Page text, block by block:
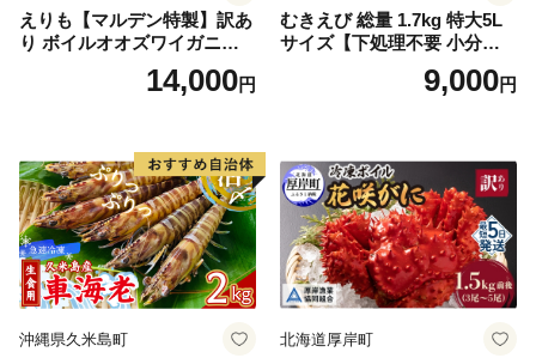
えりも【マルデン特製】訳あ
り ボイルオオズワイガニ姿2
kg《1kg(４尾～５尾)×2》【e
r002-051-a】 / ふるさと納税
イル済み 冷凍 カニ 蟹 かに
カニ味噌 甲羅 お得 格安 小ぶ
り 解凍 カニ鍋 甲羅焼き 海鮮
返礼品 特産品 新鮮 濃厚 旨み
簡単調理 家庭用 ギフト グル
メ
14,000円
むきえび 総量 1.7kg 特大5L
サイズ【下処理不要 小分け 8
50g×2P 訳あり サイズ不揃い
バナメイエビ バラ凍結】
9,000円
沖縄県久米島町 北海道厚岸町